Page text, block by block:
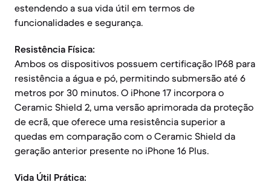
estendendo a sua vida útil em termos de
funcionalidades e segurança.
Resistência Física:
Ambos os dispositivos possuem certificação IP68 para
resistência a água e pó, permitindo submersão até 6
metros por 30 minutos. O iPhone 17 incorpora o
Ceramic Shield 2, uma versão aprimorada da proteção
de ecrã, que oferece uma resistência superior a
quedas em comparação com o Ceramic Shield da
geração anterior presente no iPhone 16 Plus.
Vida Útil Prática: